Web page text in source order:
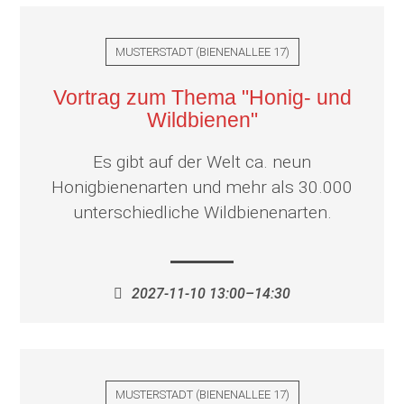
MUSTERSTADT(BIENENALLEE 17)
Vortrag zum Thema "Honig- und
Wildbienen"
Es gibt auf der Welt ca. neun
Honigbienenarten und mehr als 30.000
unterschiedliche Wildbienenarten.
2027-11-10 13:00–14:30
MUSTERSTADT(BIENENALLEE 17)